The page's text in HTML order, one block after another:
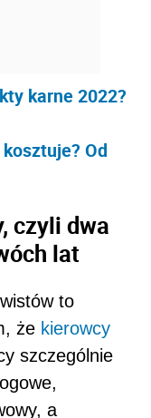
karne 2022?
Od
czyli dwa
lat
to
że kierowcy
szczególnie
a